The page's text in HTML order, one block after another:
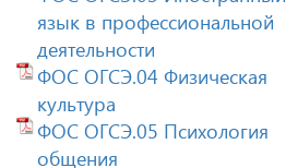
язык в профессиональной
деятельности
ФОС ОГСЭ.04 Физическая
культура
ФОС ОГСЭ.05 Психология
общения